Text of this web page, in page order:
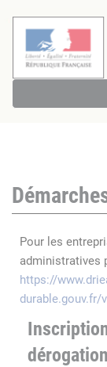
Pour les
administratives
https://
durable.gouv.fr/
dérogation